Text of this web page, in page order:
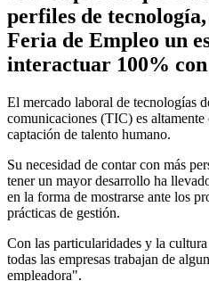
perfiles de
Feria de Empleo un
interactuar 100%
El mercado laboral de tecnologías
comunicaciones (TIC) es
captación de talento humano.
Su necesidad de contar con más
tener un mayor desarrollo ha
en la forma de mostrarse ante los
prácticas de gestión.
Con las particularidades y la
todas las empresas trabajan de
empleadora".